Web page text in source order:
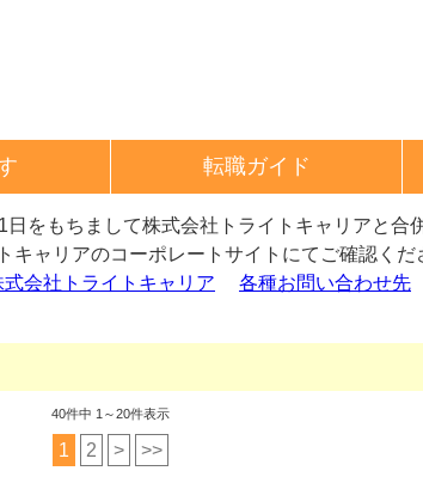
転職ガイド
日をもちまして株式会社トライトキャリアと合
キャリアのコーポレートサイトにてご確認くだ
式会社トライトキャリア 各種お問い合わせ先
40件中 1～20件表示
1 2 > >>